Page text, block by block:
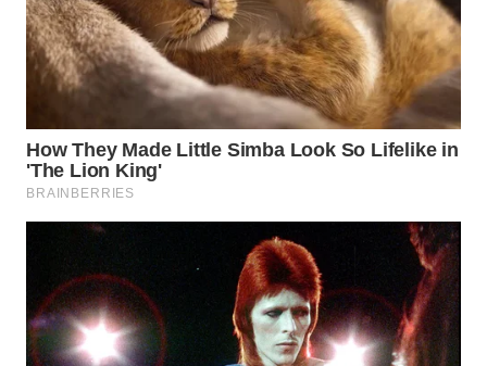
WN
KEPULAUAN
SERIBU
WN
BINJAI
WN
CIREBON
WN